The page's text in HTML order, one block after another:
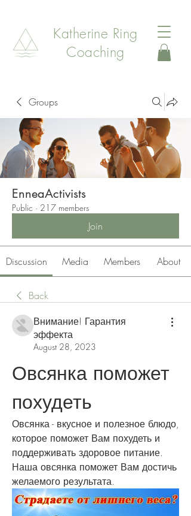
Katherine Ring
Coaching
Groups
EnneaActivists
Public · 217 members
Join
Discussion Media Members About
Back
Внимание! Гарантия
эффекта
August 28, 2023
Овсянка поможет
похудеть
Овсянка - вкусное и полезное блюдо,
которое поможет Вам похудеть и
поддерживать здоровое питание.
Наша овсянка поможет Вам достичь
желаемого результата.